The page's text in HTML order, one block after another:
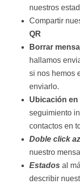
nuestros
Compartir
QR
Borrar
hallamos
si nos hemos
enviarlo.
Ubicación en
seguimiento
contactos en
Doble click
nuestro
Estados al
describir